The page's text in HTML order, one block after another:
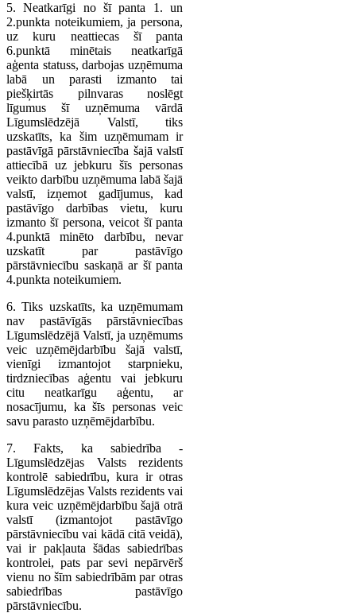
5. Neatkarīgi no šī panta 1. un
2.punkta noteikumiem, ja persona,
uz kuru neattiecas šī panta
6.punktā minētais neatkarīgā
aģenta statuss, darbojas uzņēmuma
labā un parasti izmanto tai
piešķirtās pilnvaras noslēgt
līgumus šī uzņēmuma vārdā
Līgumslēdzējā Valstī, tiks
uzskatīts, ka šim uzņēmumam ir
pastāvīgā pārstāvniecība šajā valstī
attiecībā uz jebkuru šīs personas
veikto darbību uzņēmuma labā šajā
valstī, izņemot gadījumus, kad
pastāvīgo darbības vietu, kuru
izmanto šī persona, veicot šī panta
4.punktā minēto darbību, nevar
uzskatīt par pastāvīgo
pārstāvniecību saskaņā ar šī panta
4.punkta noteikumiem.
6. Tiks uzskatīts, ka uzņēmumam
nav pastāvīgās pārstāvniecības
Līgumslēdzējā Valstī, ja uzņēmums
veic uzņēmējdarbību šajā valstī,
vienīgi izmantojot starpnieku,
tirdzniecības aģentu vai jebkuru
citu neatkarīgu aģentu, ar
nosacījumu, ka šīs personas veic
savu parasto uzņēmējdarbību.
7. Fakts, ka sabiedrība -
Līgumslēdzējas Valsts rezidents
kontrolē sabiedrību, kura ir otras
Līgumslēdzējas Valsts rezidents vai
kura veic uzņēmējdarbību šajā otrā
valstī (izmantojot pastāvīgo
pārstāvniecību vai kādā citā veidā),
vai ir pakļauta šādas sabiedrības
kontrolei, pats par sevi nepārvērš
vienu no šīm sabiedrībām par otras
sabiedrības pastāvīgo
pārstāvniecību.